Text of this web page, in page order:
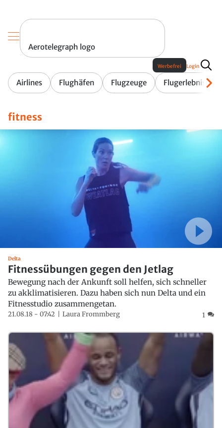
Aerotelegraph logo
Airlines Flughäfen Flugzeuge Flugerlebnis
Werbefrei Login
fitness
Delta
Fitnessübungen gegen den Jetlag
Bewegung nach der Ankunft soll helfen, sich schneller
zu akklimatisieren. Dazu haben sich nun Delta und ein
Fitnesstudio zusammengetan.
21.08.18 - 07:42 Laura Frommberg 1